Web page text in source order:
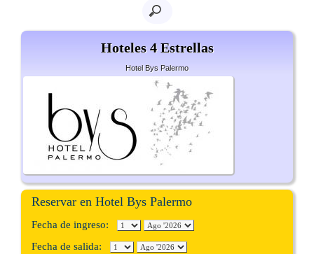
Hoteles 4 Estrellas
Hotel Bys Palermo
Reservar en Hotel Bys Palermo
Fecha de ingreso:
Fecha de salida: